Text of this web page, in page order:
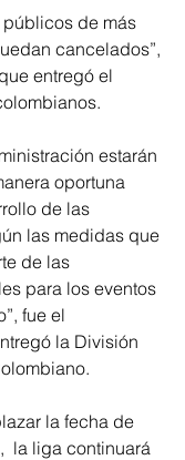
públicos de más
cancelados”,
entregó el
estarán
oportuna
de las
las medidas que
de las
para los eventos
fue el
la División
la fecha de
la liga continuará